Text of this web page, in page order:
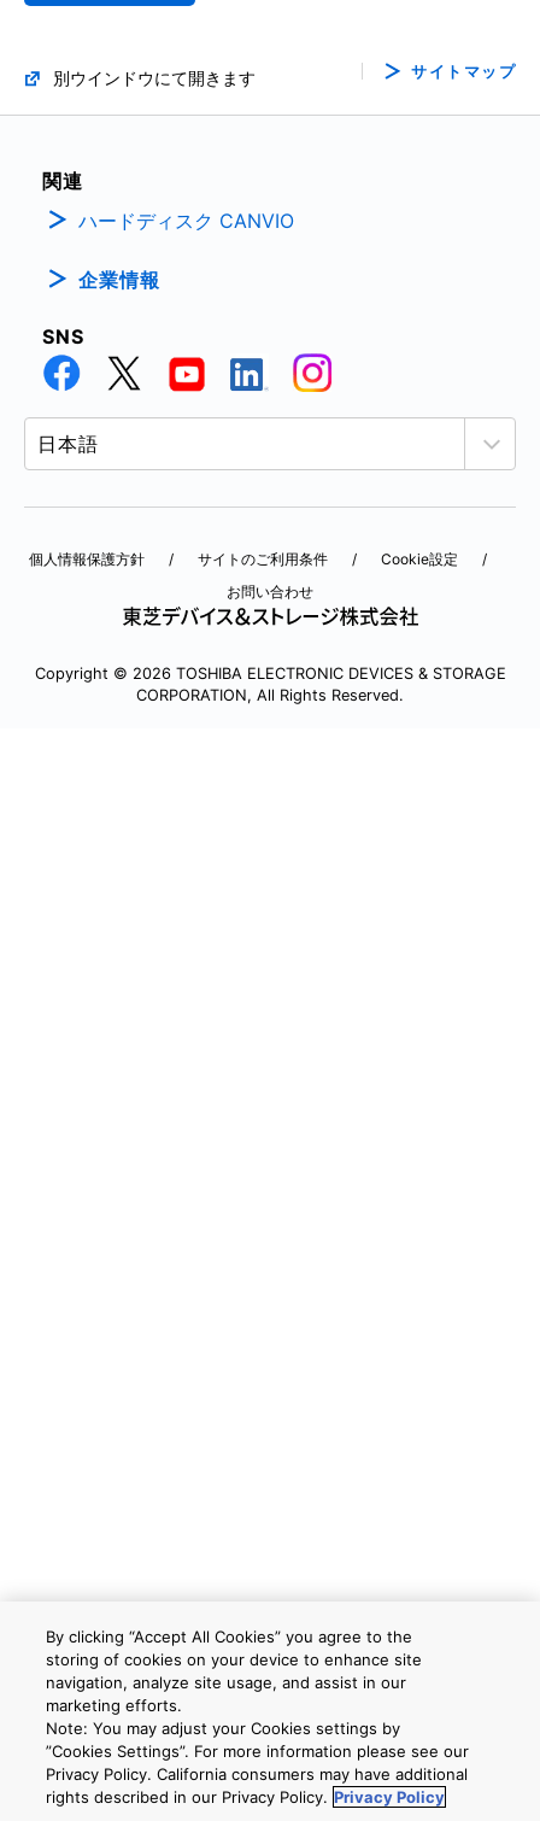
別ウインドウにて開きます サイトマップ
関連
ハードディスク CANVIO
企業情報
SNS
個人情報保護方針 サイトのご利用条件
Cookie設定
お問い合わせ
Copyright © 2026 TOSHIBA ELECTRONIC DEVICES & STORAGE
CORPORATION, All Rights Reserved.
By clicking “Accept All Cookies” you agree to the
storing of cookies on your device to enhance site
navigation, analyze site usage, and assist in our
marketing efforts.
Note: You may adjust your Cookies settings by
”Cookies Settings”. For more information please see our
Privacy Policy. California consumers may have additional
rights described in our Privacy Policy. Privacy Policy